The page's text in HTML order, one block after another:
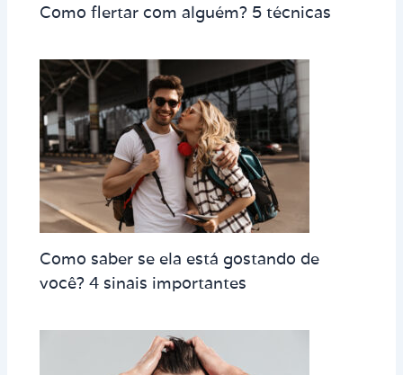
Como flertar com alguém? 5 técnicas
Como saber se ela está gostando de
você? 4 sinais importantes